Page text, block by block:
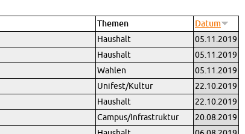
The­men
Datum
Haus­halt
05.11.2019
Haus­halt
05.11.2019
Wah­len
05.11.2019
Uni­fest/Kul­tur
22.10.2019
Haus­halt
22.10.2019
Cam­pus/In­fra­struk­tur
20.08.2019